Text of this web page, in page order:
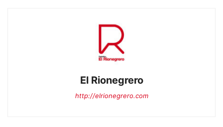
El Rionegrero
http://elrionegrero.com